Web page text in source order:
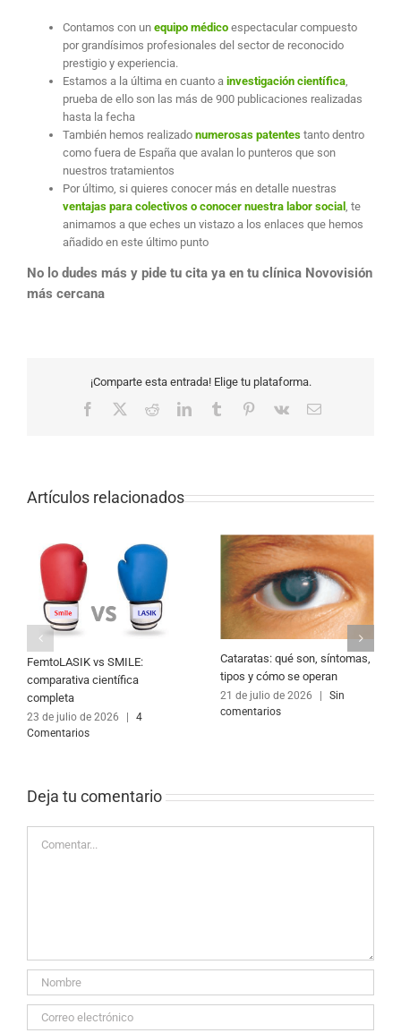
Contamos con un equipo médico espectacular compuesto
por grandísimos profesionales del sector de reconocido
prestigio y experiencia.
Estamos a la última en cuanto a investigación científica,
prueba de ello son las más de 900 publicaciones realizadas
hasta la fecha
También hemos realizado numerosas patentes tanto dentro
como fuera de España que avalan lo punteros que son
nuestros tratamientos
Por último, si quieres conocer más en detalle nuestras
ventajas para colectivos o conocer nuestra labor social , te
animamos a que eches un vistazo a los enlaces que hemos
añadido en este último punto
No lo dudes más y pide tu cita ya en tu clínica Novovisión
más cercana
¡Comparte esta entrada! Elige tu plataforma.
Facebook RedditLinkedInTumblr Pinterest
Vk
Correo
Artículos relacionados
FemtoLASIK vs SMILE:
comparativa científica
completa
23 de julio de 2026
4
Comentarios
Cataratas: qué son, síntomas,
tipos y cómo se operan
21 de julio de 2026 |
Sin
comentarios
Deja tu comentario